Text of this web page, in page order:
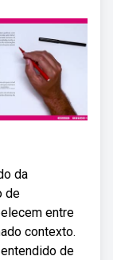
da
de
entre
contexto.
de